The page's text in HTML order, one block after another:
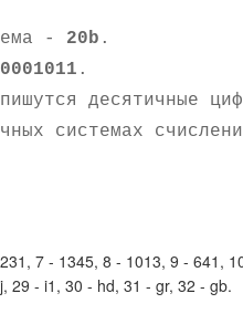
- 20b .
.
десятичные
системах
7 - 1345, 8 - 1013, 9 - 641,
29 - i1, 30 - hd, 31 - gr, 32 - gb.